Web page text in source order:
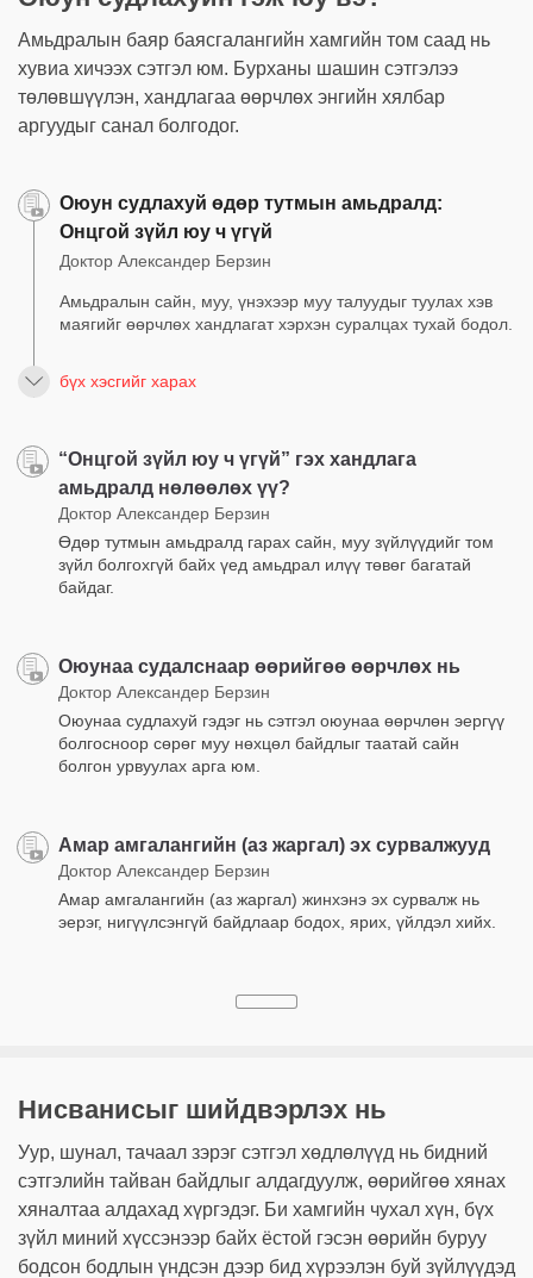
Амьдралын баяр баясгалангийн хамгийн том саад нь
хувиа хичээх сэтгэл юм. Бурханы шашин сэтгэлээ
төлөвшүүлэн, хандлагаа өөрчлөх энгийн хялбар
аргуудыг санал болгодог.
Оюун судлахуй өдөр тутмын амьдралд:
Онцгой зүйл юу ч үгүй
Доктор Александер Берзин
Амьдралын сайн, муу, үнэхээр муу талуудыг туулах хэв
маягийг өөрчлөх хандлагат хэрхэн суралцах тухай бодол.
бүх хэсгийг харах
“Онцгой зүйл юу ч үгүй” гэх хандлага
амьдралд нөлөөлөх үү?
Доктор Александер Берзин
Өдөр тутмын амьдралд гарах сайн, муу зүйлүүдийг том
зүйл болгохгүй байх үед амьдрал илүү төвөг багатай
байдаг.
Оюунаа судалснаар өөрийгөө өөрчлөх нь
Доктор Александер Берзин
Оюунаа судлахуй гэдэг нь сэтгэл оюунаа өөрчлөн эергүү
болгосноор сөрөг муу нөхцөл байдлыг таатай сайн
болгон урвуулах арга юм.
Амар амгалангийн (аз жаргал) эх сурвалжууд
Доктор Александер Берзин
Амар амгалангийн (аз жаргал) жинхэнэ эх сурвалж нь
эерэг, нигүүлсэнгүй байдлаар бодох, ярих, үйлдэл хийх.
Нисванисыг шийдвэрлэх нь
Уур, шунал, тачаал зэрэг сэтгэл хөдлөлүүд нь бидний
сэтгэлийн тайван байдлыг алдагдуулж, өөрийгөө хянах
хяналтаа алдахад хүргэдэг. Би хамгийн чухал хүн, бүх
зүйл миний хүссэнээр байх ёстой гэсэн өөрийн буруу
бодсон бодлын үндсэн дээр бид хүрээлэн буй зүйлүүдэд